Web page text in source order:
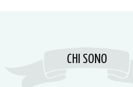
CHI SONO